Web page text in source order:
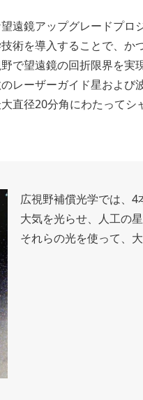
遠鏡アップグレードプロ
術を導入することで、か
で望遠鏡の回折限界を実
レーザーガイド星および
直径20分角にわたって
広視野補償光学では、
大気を光らせ、人工の
それらの光を使って、